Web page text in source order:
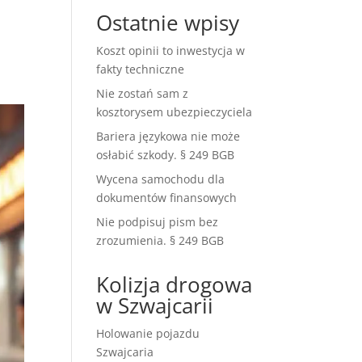
Ostatnie wpisy
Koszt opinii to inwestycja w
fakty techniczne
Nie zostań sam z
kosztorysem ubezpieczyciela
Bariera językowa nie może
osłabić szkody. § 249 BGB
Wycena samochodu dla
dokumentów finansowych
Nie podpisuj pism bez
zrozumienia. § 249 BGB
Kolizja drogowa
w Szwajcarii
Holowanie pojazdu
Szwajcaria